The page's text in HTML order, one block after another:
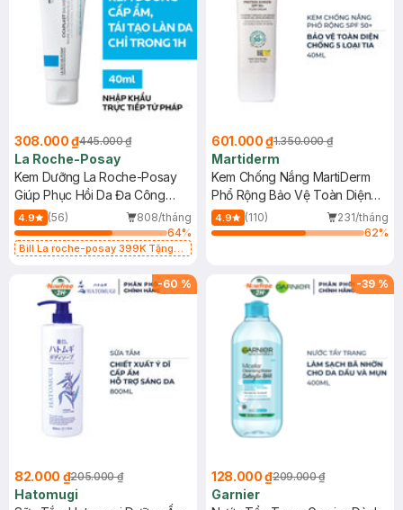
308.000 ₫445.000 ₫
La Roche-Posay
Kem Dưỡng La Roche-Posay
Giúp Phục Hồi Da Đa Công
Dụng 40ml
4.9 (56)
808/tháng
64%
Bill La roche-posay 399K Tặng
(SL có hạn)
601.000 ₫1.350.000 ₫
Martiderm
Kem Chống Nắng MartiDerm
Phổ Rộng Bảo Vệ Toàn Diện
40ml
4.9 (110)
231/tháng
62%
-60 %
82.000 ₫205.000 ₫
Hatomugi
-39 %
128.000 ₫209.000 ₫
Garnier